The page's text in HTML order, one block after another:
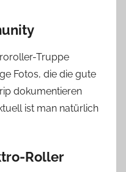
Truppe
Fotos, die die gute
dokumentieren
ist man natürlich
Roller